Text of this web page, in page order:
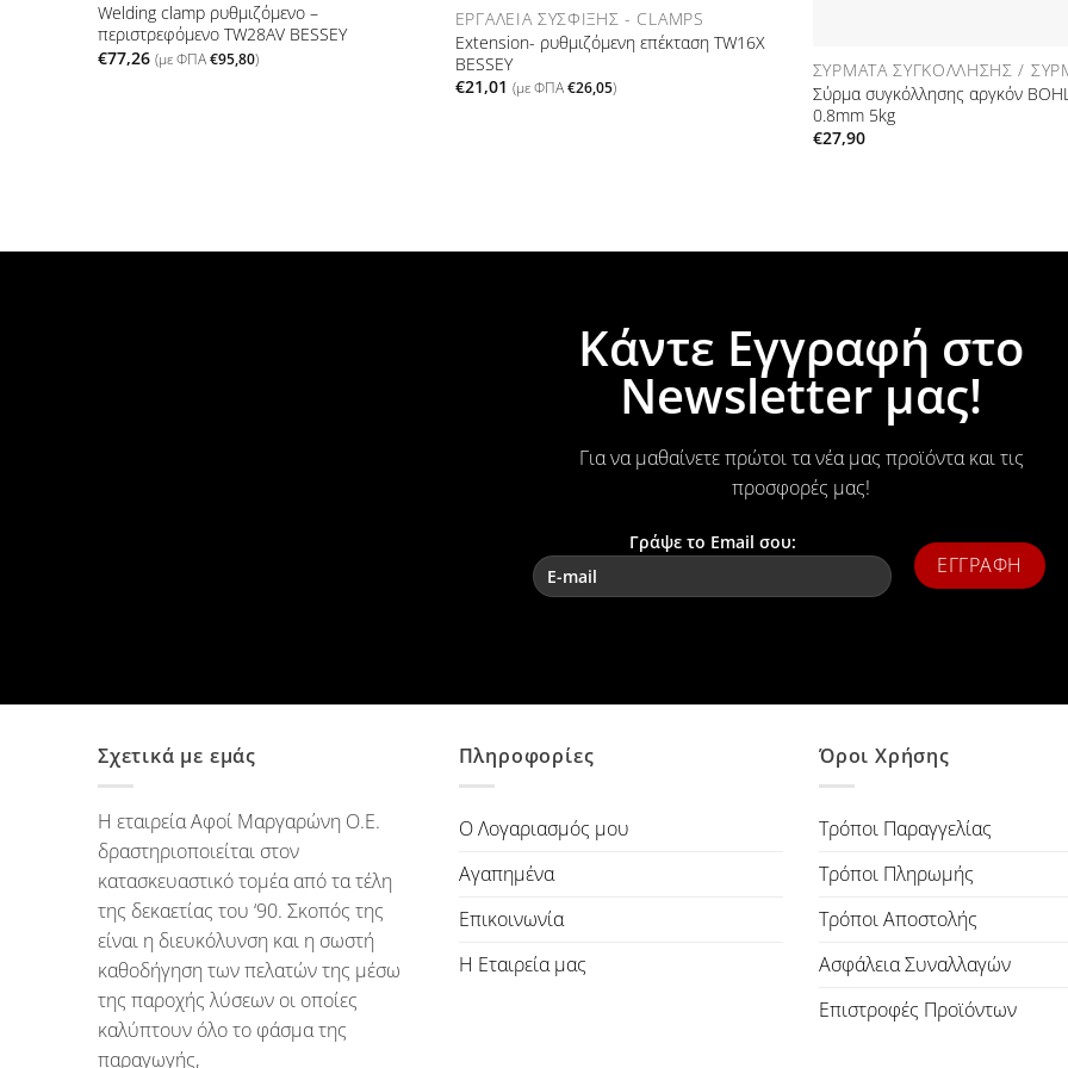
Welding clamp ρυθμιζόμενο –
περιστρεφόμενο TW28AV BESSEY
€77,26 (με ΦΠΑ €95,80)
ΕΡΓΑΛΕΊΑ ΣΎΣΦΙΞΗΣ - CLAMPS
Extension- ρυθμιζόμενη επέκταση TW16X
BESSEY
€21,01 (με ΦΠΑ €26,05)
ΣΎΡΜΑΤΑ ΣΥΓΚΌΛΛΗΣΗΣ /
Σύρμα συγκόλλησης αργκόν
0.8mm 5kg
€27,90
Κάντε Εγγραφή στο
Newsletter μας!
Για να μαθαίνετε πρώτοι τα νέα μας προϊόντα και τις
προσφορές μας!
Γράψε το Email σου:
Σχετικά με εμάς
Η εταιρεία Αφοί Μαργαρώνη Ο.Ε.
δραστηριοποιείται στον
κατασκευαστικό τομέα από τα τέλη
της δεκαετίας του ‘90. Σκοπός της
είναι η διευκόλυνση και η σωστή
καθοδήγηση των πελατών της μέσω
της παροχής λύσεων οι οποίες
καλύπτουν όλο το φάσμα της
παραγωγής,
Πληροφορίες
Ο Λογαριασμός μου
Αγαπημένα
Επικοινωνία
Η Εταιρεία μας
Όροι Χρήσης
Τρόποι Παραγγελίας
Τρόποι Πληρωμής
Τρόποι Αποστολής
Ασφάλεια Συναλλαγών
Επιστροφές Προϊόντων